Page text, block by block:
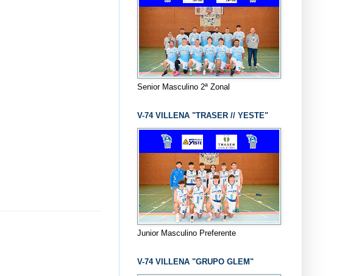
Senior Masculino 2ª Zonal
V-74 VILLENA "TRASER // YESTE"
Junior Masculino Preferente
V-74 VILLENA "GRUPO GLEM"